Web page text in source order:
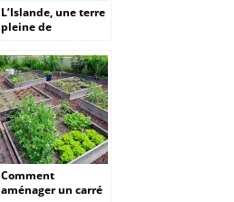
L’Islande, une terre
pleine de
Comment
aménager un carré